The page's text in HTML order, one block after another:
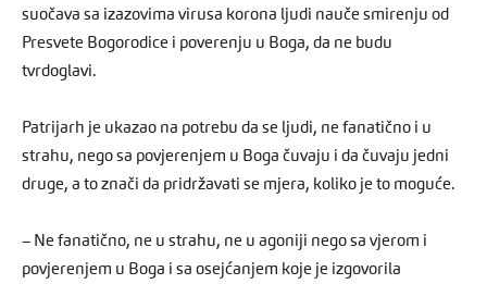
suočava sa izazovima virusa korona ljudi nauče smirenju od
Presvete Bogorodice i poverenju u Boga, da ne budu
tvrdoglavi.
Patrijarh je ukazao na potrebu da se ljudi, ne fanatično i u
strahu, nego sa povjerenjem u Boga čuvaju i da čuvaju jedni
druge, a to znači da pridržavati se mjera, koliko je to moguće.
– Ne fanatično, ne u strahu, ne u agoniji nego sa vjerom i
povjerenjem u Boga i sa osejćanjem koje je izgovorila